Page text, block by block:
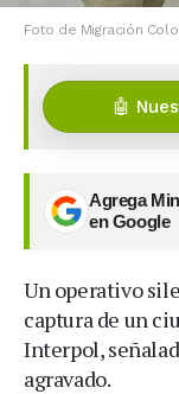
Foto de Migración
🤖
Agrega
en Google
Un operativo
captura de un
Interpol,
agravado.